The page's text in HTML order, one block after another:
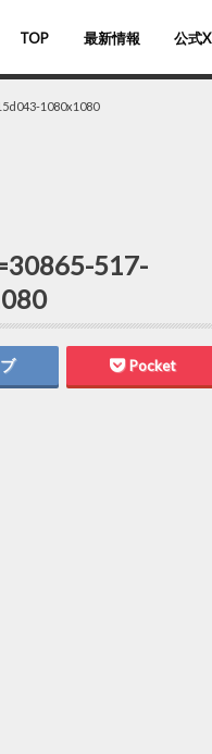
TOP 最新情報 公式X
1080x1080
517-
Pocket